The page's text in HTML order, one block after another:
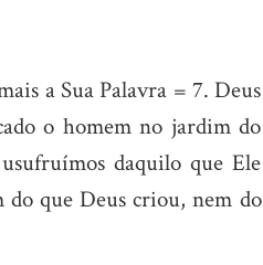
a Sua Palavra = 7. Deus
o homem no jardim do
usufruímos daquilo que Ele
do que Deus criou, nem do